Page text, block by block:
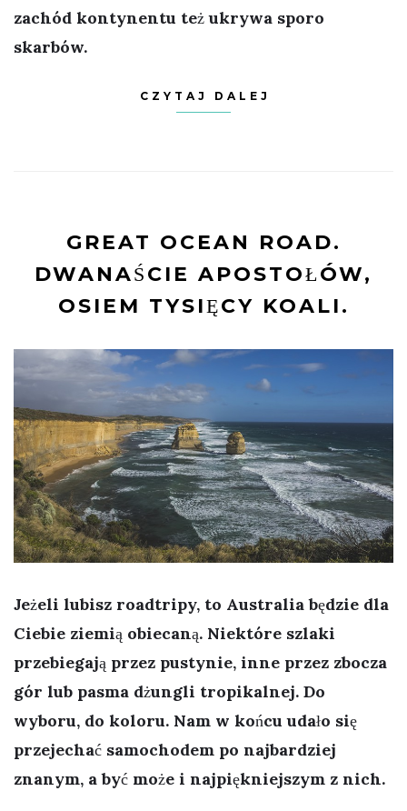
zachód kontynentu też ukrywa sporo
skarbów.
CZYTAJ DALEJ
GREAT OCEAN ROAD.
DWANAŚCIE APOSTOŁÓW,
OSIEM TYSIĘCY KOALI.
Jeżeli lubisz roadtripy, to Australia będzie dla
Ciebie ziemią obiecaną. Niektóre szlaki
przebiegają przez pustynie, inne przez zbocza
gór lub pasma dżungli tropikalnej. Do
wyboru, do koloru. Nam w końcu udało się
przejechać samochodem po najbardziej
znanym, a być może i najpiękniejszym z nich.